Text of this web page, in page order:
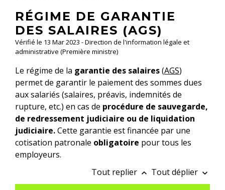
RÉGIME DE GARANTIE
DES SALAIRES (AGS)
Vérifié le 13 Mar 2023 - Direction de l'information légale et
administrative (Première ministre)
Le régime de la garantie des salaires(AGS)
permet de garantir le paiement des sommes dues
aux salariés (salaires, préavis, indemnités de
rupture, etc.) en cas de procédure de sauvegarde,
de redressement judiciaire ou de liquidation
judiciaire.Cette garantie est financée par une
cotisation patronale obligatoire pour tous les
employeurs.
Tout replier keyboard_arrow_up Tout déplier keyboard_arrow_down